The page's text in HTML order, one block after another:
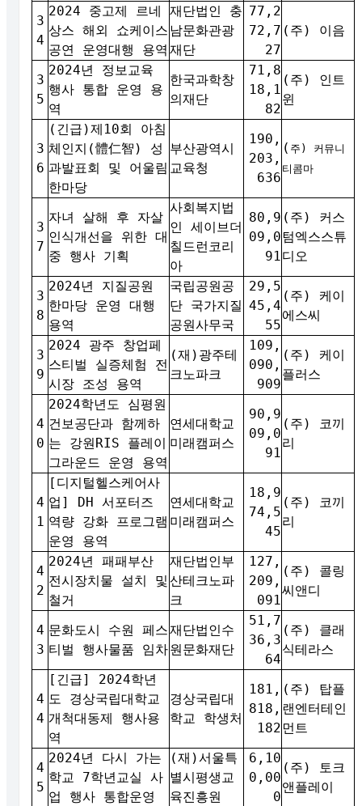
3
4
2024 중고제 르네
상스 해외 쇼케이스
공연 운영대행 용역
재단법인 충
남문화관광
재단
77,2
72,7
27
(주) 이음
3
5
2024년 정보교육
행사 통합 운영 용
역
한국과학창
의재단
71,8
18,1
82
(주) 인트
윈
3
6
(긴급)제10회 아침
체인지(體仁智) 성
과발표회 및 어울림
한마당
부산광역시
교육청
190,
203,
636
( 주) 커뮤니
티콤마
3
7
자녀 살해 후 자살
인식개선을 위한 대
중 행사 기획
사회복지법
인 세이브더
칠드런코리
아
80,9
09,0
91
(주) 커스
텀엑스스튜
디오
3
8
2024년 지질공원
한마당 운영 대행
용역
국립공원공
단 국가지질
공원사무국
29,5
45,4
55
(주) 케이
에스씨
3
9
2024 광주 창업페
스티벌 실증체험 전
시장 조성 용역
(재)광주테
크노파크
109,
090,
909
(주) 케이
플러스
4
0
2024학년도 심평원
건보공단과 함께하
는 강원RIS 플레이
그라운드 운영 용역
연세대학교
미래캠퍼스
90,9
09,0
91
(주) 코끼
리
4
1
[디지털헬스케어사
업] DH 서포터즈
역량 강화 프로그램
운영 용역
연세대학교
미래캠퍼스
18,9
74,5
45
(주) 코끼
리
4
2
2024년 패패부산
전시장치물 설치 및
철거
재단법인부
산테크노파
크
127,
209,
091
(주) 콜링
씨앤디
4
3
문화도시 수원 페스
티벌 행사물품 임차
재단법인수
원문화재단
51,7
36,3
64
(주) 클래
식테라스
4
4
[긴급] 2024학년
도 경상국립대학교
개척대동제 행사용
역
경상국립대
학교 학생처
181,
818,
182
(주) 탑플
랜엔터테인
먼트
4
5
2024년 다시 가는
학교 7학년교실 사
업 행사 통합운영
(재)서울특
별시평생교
육진흥원
6,10
0,00
0
(주) 토크
앤플레이